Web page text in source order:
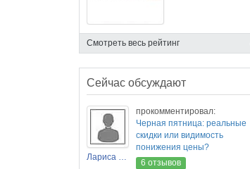
Смотреть весь рейтинг
Сейчас обсуждают
Лариса Новикова
прокомментировал:
Черная пятница: реальные
скидки или видимость
понижения цены?
6 отзывов